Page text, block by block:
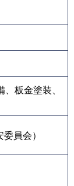
板金塗装、
員会）